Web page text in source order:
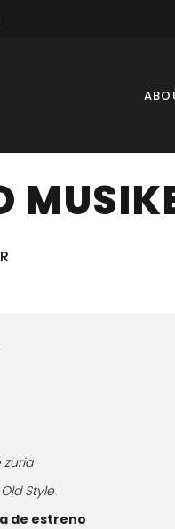
zuria
Style
de estreno